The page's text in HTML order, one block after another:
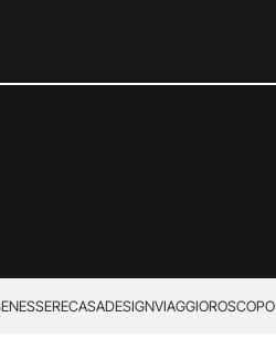
CASADESIGNVIAGGIOROSCOPO